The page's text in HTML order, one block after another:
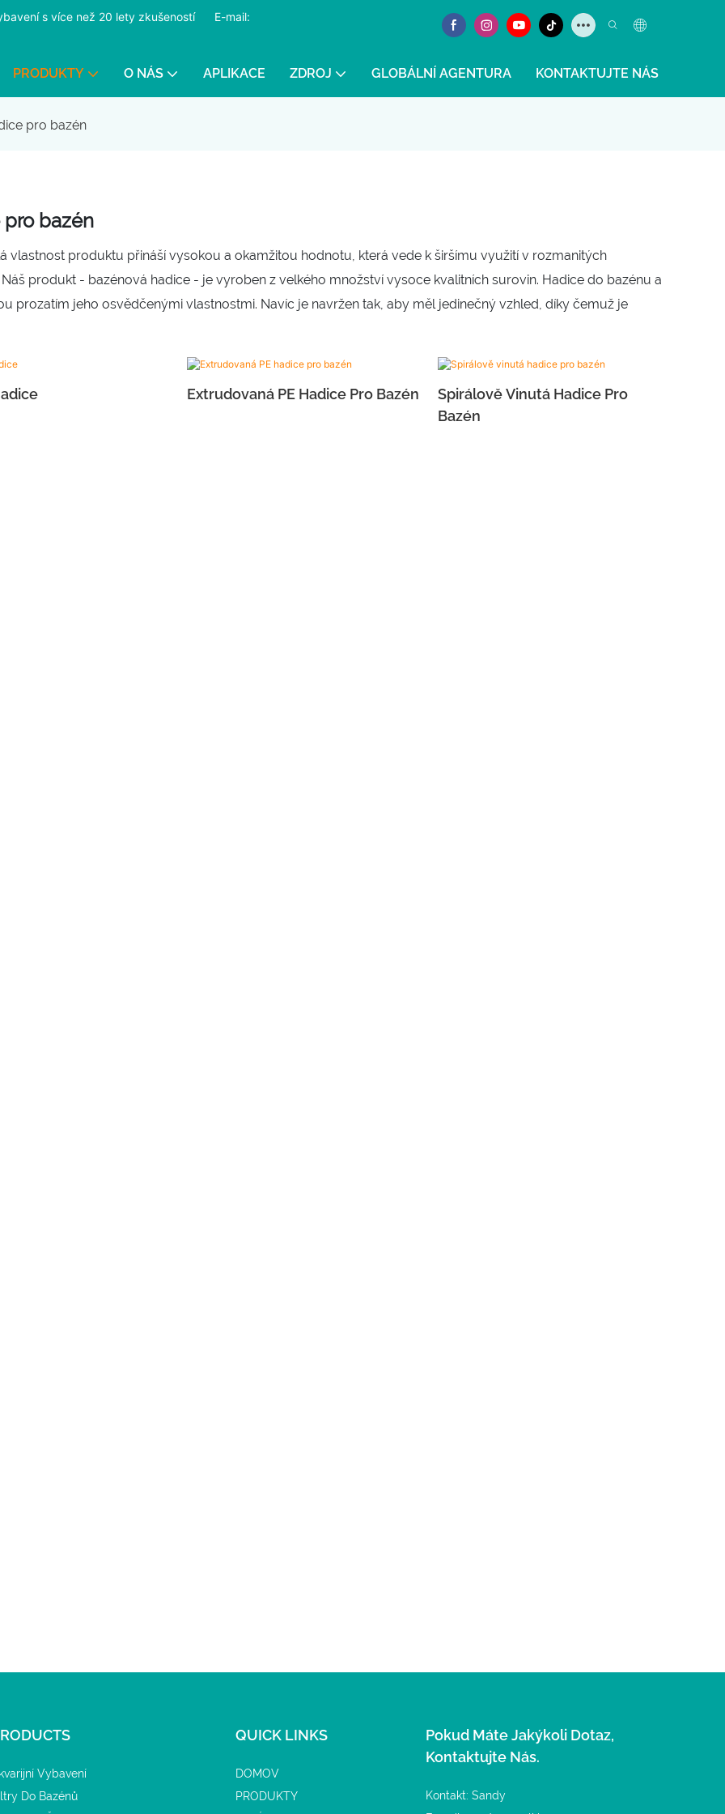
s více než 20 lety zkušeností
E-mail:
PRODUKTY O NÁS APLIKACE ZDROJ GLOBÁLNÍ AGENTURA KONTAKTUJTE NÁS
pro bazén
pro bazén
vlastnost produktu přináší vysokou a okamžitou hodnotu, která vede k širšímu využití v rozmanitých
produkt - bazénová hadice - je vyroben z velkého množství vysoce kvalitních surovin. Hadice do bazénu a
prozatím jeho osvědčenými vlastnostmi. Navíc je navržen tak, aby měl jedinečný vzhled, díky čemuž je
Extrudovaná PE Hadice Pro Bazén
Spirálově Vinutá Hadice Pro
Bazén
Vybavení
Do Bazénů
QUICK LINKS
DOMOV
PRODUKTY
Pokud Máte Jakýkoli Dotaz,
Kontaktujte Nás.
Kontakt: Sandy